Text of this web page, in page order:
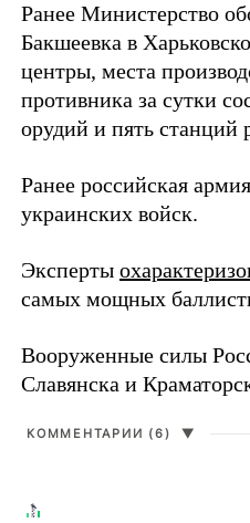
Ранее Министерство
Бакшеевка в
центры, места
противника за сутки
орудий и пять станций
Ранее российская армия
украинских войск.
Эксперты
самых мощных
Вооруженные силы
Славянска и
КОММЕНТАРИИ (6) ▼